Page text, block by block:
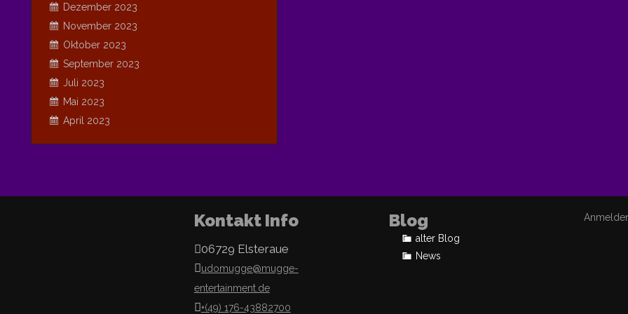
Dezember 2023
November 2023
Oktober 2023
September 2023
Juli 2023
Mai 2023
April 2023
Kontakt Info
06729 Elsteraue
udomugge@mugge-
entertainment.de
+(49) 176-43882700
Blog
alter Blog
News